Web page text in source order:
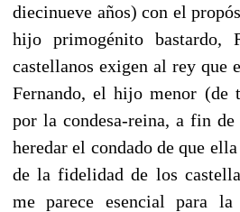
diecinueve años) con el
hijo primogénito bastardo,
castellanos exigen al rey que
Fernando, el hijo menor (de
por la condesa-reina, a fin de
heredar el condado de que
de la fidelidad de los
me parece esencial para